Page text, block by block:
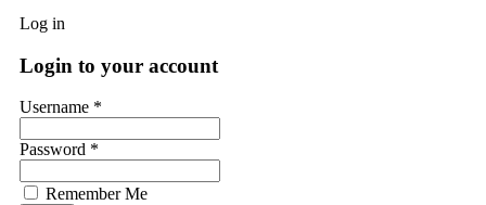
Log in
Login to your account
Username *
Password *
Remember Me